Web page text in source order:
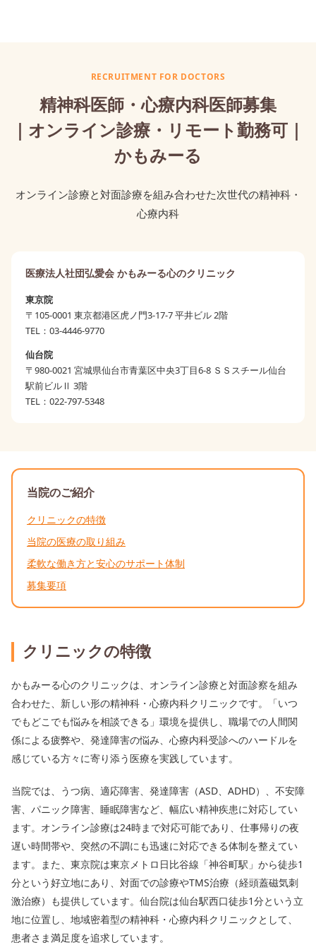
RECRUITMENT FOR DOCTORS
精神科医師・心療内科医師募集
｜オンライン診療・リモート勤務可｜
かもみーる
オンライン診療と対面診療を組み合わせた次世代の精神科・
心療内科
医療法人社団弘愛会 かもみーる心のクリニック
東京院
〒 105-0001 東京都港区虎ノ門3-17-7 平井ビル 2階
TEL： 03-4446-9770
仙台院
〒980-0021 宮城県仙台市青葉区中央3丁目6-8 ＳＳスチール仙台
駅前ビルⅡ 3階
TEL： 022-797-5348
当院のご紹介
クリニックの特徴
当院の医療の取り組み
柔軟な働き方と安心のサポート体制
募集要項
クリニックの特徴
かもみーる心のクリニックは、オンライン診療と対面診察を組み
合わせた、新しい形の精神科・心療内科クリニックです。「いつ
でもどこでも悩みを相談できる」環境を提供し、職場での人間関
係による疲弊や、発達障害の悩み、心療内科受診へのハードルを
感じている方々に寄り添う医療を実践しています。
当院では、うつ病、適応障害、発達障害（ASD、ADHD）、不安障
害、パニック障害、睡眠障害など、幅広い精神疾患に対応してい
ます。オンライン診療は24時まで対応可能であり、仕事帰りの夜
遅い時間帯や、突然の不調にも迅速に対応できる体制を整えてい
ます。また、東京院は東京メトロ日比谷線「神谷町駅」から徒歩1
分という好立地にあり、対面での診療やTMS治療（経頭蓋磁気刺
激治療）も提供しています。仙台院は仙台駅西口徒歩1分という立
地に位置し、地域密着型の精神科・心療内科クリニックとして、
患者さま満足度を追求しています。